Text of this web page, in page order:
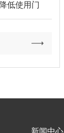
低使用门
新闻中心